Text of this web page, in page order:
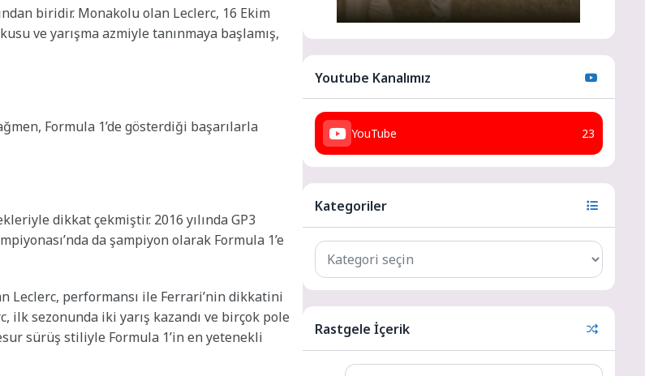
biridir. Monakolu olan Leclerc, 16 Ekim
ve yarışma azmiyle tanınmaya başlamış,
Formula 1’de gösterdiği başarılarla
dikkat çekmiştir. 2016 yılında GP3
da şampiyon olarak Formula 1’e
Leclerc, performansı ile Ferrari’nin dikkatini
ilk sezonunda iki yarış kazandı ve birçok pole
sürüş stiliyle Formula 1’in en yetenekli
Youtube Kanalımız
YouTube 23
Kategoriler
Rastgele İçerik